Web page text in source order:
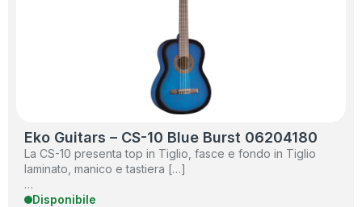
Eko Guitars – CS-10 Blue Burst 06204180
La CS-10 presenta top in Tiglio, fasce e fondo in Tiglio
laminato, manico e tastiera […]
…
Disponibile